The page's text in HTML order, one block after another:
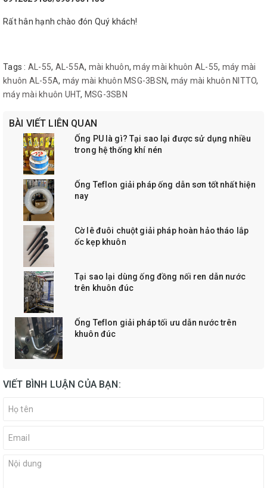
Rất hân hạnh chào đón Quý khách!
Tags : AL-55, AL-55A, mài khuôn,máy mài khuôn AL-55, máy mài
khuôn AL-55A, máy mài khuôn MSG-3BSN, máy mài khuôn NITTO,
máy mài khuôn UHT, MSG-3SBN
BÀI VIẾT LIÊN QUAN
Ống PU là gì? Tại sao lại được sử dụng nhiều
trong hệ thống khí nén
Ống Teflon giải pháp ống dẫn sơn tốt nhất hiện
nay
Cờ lê đuôi chuột giải pháp hoàn hảo tháo lắp
ốc kẹp khuôn
Tại sao lại dùng ống đồng nối ren dẫn nước
trên khuôn đúc
Ống Teflon giải pháp tối ưu dẫn nước trên
khuôn đúc
VIẾT BÌNH LUẬN CỦA BẠN: